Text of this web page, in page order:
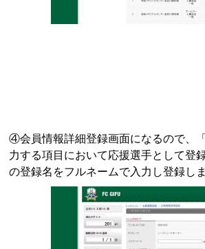
④会員情報詳細登録画面になるので、
力する項目において応援選手として登
の登録名をフルネームで入力し登録しま